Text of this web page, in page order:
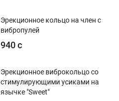
Эрекционное кольцо на член с
вибропулей
940 с
Эрекционное виброкольцо со
стимулирующими усиками на
язычке "Sweet"